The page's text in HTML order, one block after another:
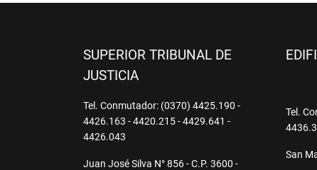
SUPERIOR TRIBUNAL DE
JUSTICIA
Tel. Conmutador: (0370) 4425.190 -
4426.163 - 4420.215 - 4429.641 -
4426.043
Juan José Silva N° 856 - C.P. 3600 -
Tel.
San